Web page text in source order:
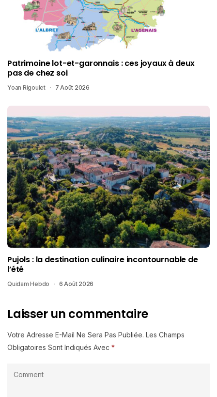
Patrimoine lot-et-garonnais : ces joyaux à deux
pas de chez soi
Yoan Rigoulet 7 Août 2026
Pujols : la destination culinaire incontournable de
l’été
Quidam Hebdo 6 Août 2026
Laisser un commentaire
Votre Adresse E-Mail Ne Sera Pas Publiée. Les Champs
Obligatoires Sont Indiqués Avec *